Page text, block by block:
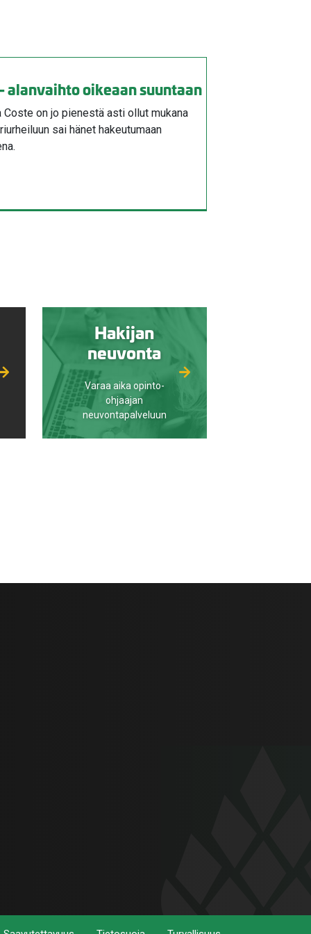
oikeaan suuntaan
on jo pienestä asti ollut mukana
sai hänet hakeutumaan
Hakijan
neuvonta
Varaa aika opinto-
ohjaajan
neuvontapalveluun